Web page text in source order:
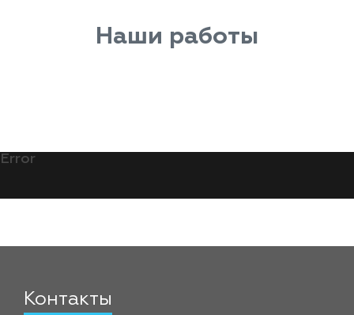
Наши работы
Error
Контакты